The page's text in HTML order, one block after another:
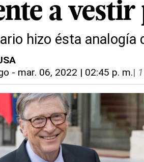
a vestir
hizo ésta analogía
- mar. 06, 2022 | 02:45 p. m.|